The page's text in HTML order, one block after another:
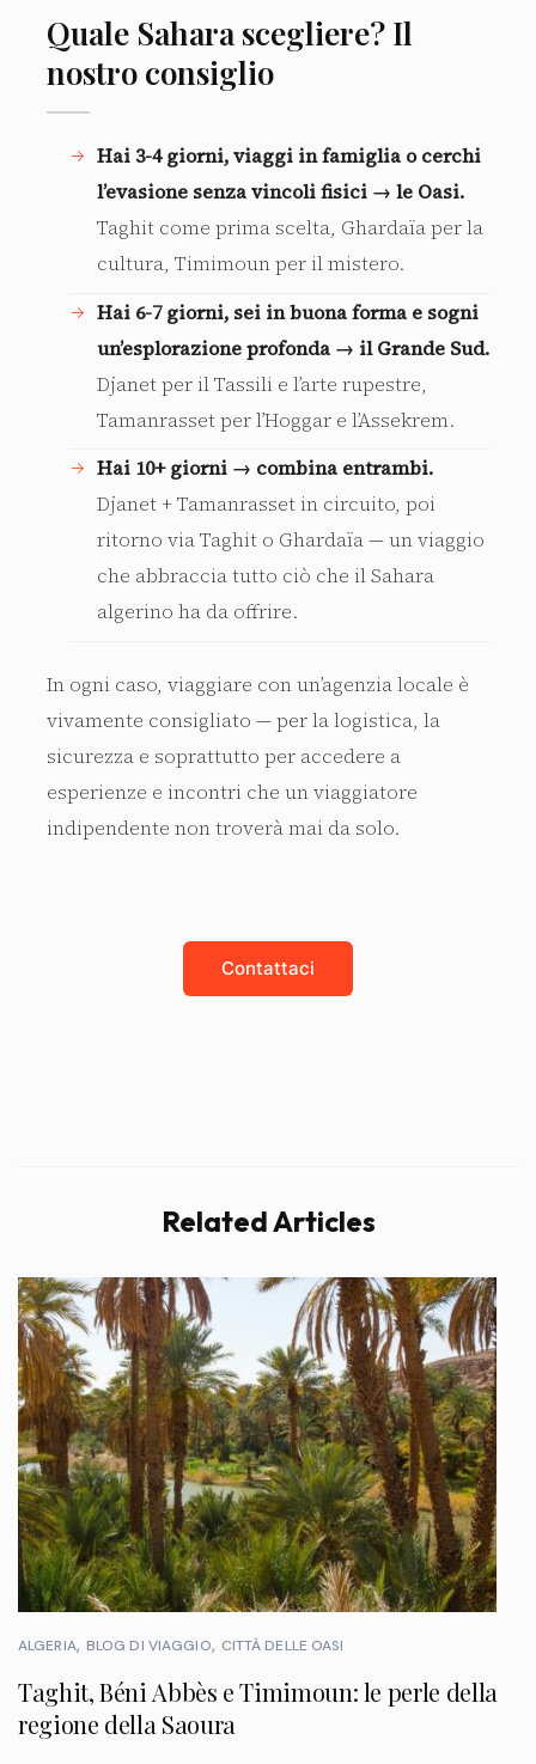
Quale Sahara scegliere? Il
nostro consiglio
Hai 3-4 giorni, viaggi in famiglia o cerchi
l’evasione senza vincoli fisici → le Oasi.
Taghit come prima scelta, Ghardaïa per la
cultura, Timimoun per il mistero.
Hai 6-7 giorni, sei in buona forma e sogni
un’esplorazione profonda → il Grande Sud.
Djanet per il Tassili e l’arte rupestre,
Tamanrasset per l’Hoggar e l’Assekrem.
Hai 10+ giorni → combina entrambi.
Djanet + Tamanrasset in circuito, poi
ritorno via Taghit o Ghardaïa — un viaggio
che abbraccia tutto ciò che il Sahara
algerino ha da offrire.
In ogni caso, viaggiare con un’agenzia locale è
vivamente consigliato — per la logistica, la
sicurezza e soprattutto per accedere a
esperienze e incontri che un viaggiatore
indipendente non troverà mai da solo.
Contattaci
Related Articles
ALGERIA BLOG DI VIAGGIO CITTÀ DELLE OASI
Taghit, Béni Abbès e Timimoun: le perle della
regione della Saoura